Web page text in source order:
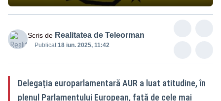
Scris de Realitatea de Teleorman
Publicat:18 iun. 2025, 11:42
Delegația europarlamentară AUR a luat atitudine, în
plenul Parlamentului European, față de cele mai